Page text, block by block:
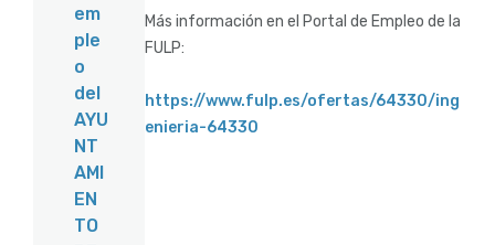
em
ple
o
del
AYU
NT
AMI
EN
TO
Más información en el Portal de Empleo de la
FULP:
https://www.fulp.es/ofertas/64330/ing
enieria-64330